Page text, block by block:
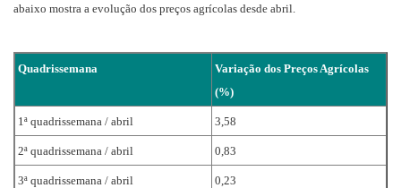
abaixo mostra a evolução dos preços agrícolas desde abril.
Quadrissemana
Variação dos Preços Agrícolas
(%)
1ª quadrissemana / abril 3,58
2ª quadrissemana / abril 0,83
3ª quadrissemana / abril 0,23